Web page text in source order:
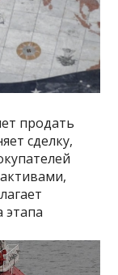
продать
сделку,
этапа